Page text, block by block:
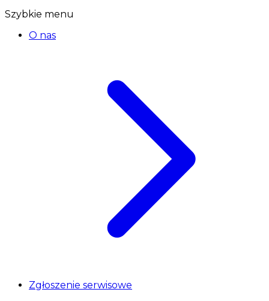
Szybkie menu
O nas
Zgłoszenie serwisowe